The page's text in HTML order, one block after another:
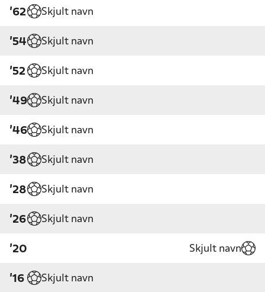
'62 Skjult navn
'54 Skjult navn
'52 Skjult navn
'49 Skjult navn
'46 Skjult navn
'38 Skjult navn
'28 Skjult navn
'26 Skjult navn
'20 Skjult navn
'16 Skjult navn